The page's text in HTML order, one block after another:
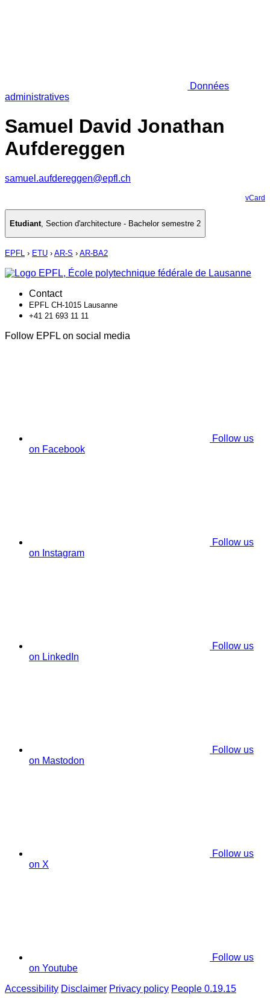
Données
administratives
Samuel David Jonathan
Aufdereggen
samuel.aufdereggen@epfl.ch
vCard
Etudiant, Section d'architecture - Bachelor semestre 2
EPFL › ETU › AR-S › AR-BA2
Contact
EPFL CH-1015 Lausanne
+41 21 693 11 11
Follow EPFL on social media
Follow us
on Facebook
Follow us
on Instagram
Follow us
on LinkedIn
Follow us
on Mastodon
Follow us
on X
Follow us
on Youtube
Accessibility Disclaimer Privacy policy People 0.19.15